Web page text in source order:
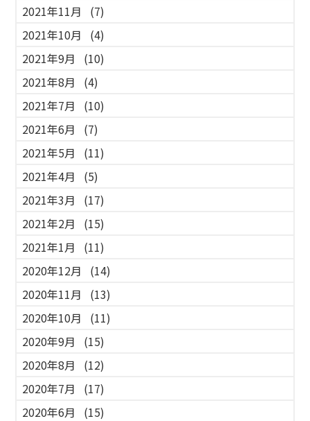
2021年11月
(7)
2021年10月
(4)
2021年9月
(10)
2021年8月
(4)
2021年7月
(10)
2021年6月
(7)
2021年5月
(11)
2021年4月
(5)
2021年3月
(17)
2021年2月
(15)
2021年1月
(11)
2020年12月
(14)
2020年11月
(13)
2020年10月
(11)
2020年9月
(15)
2020年8月
(12)
2020年7月
(17)
2020年6月
(15)